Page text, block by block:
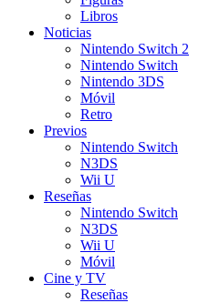
Libros
Noticias
Nintendo Switch 2
Nintendo Switch
Nintendo 3DS
Móvil
Retro
Previos
Nintendo Switch
N3DS
Wii U
Reseñas
Nintendo Switch
N3DS
Wii U
Móvil
Cine y TV
Reseñas